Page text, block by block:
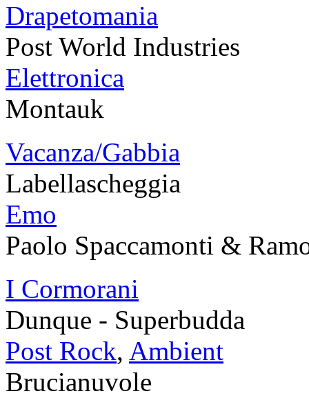
Drapetomania
Post World Industries
Elettronica
Montauk
Vacanza/Gabbia
Labellascheggia
Emo
Paolo Spaccamonti &
I Cormorani
Dunque - Superbudda
Post Rock, Ambient
Brucianuvole